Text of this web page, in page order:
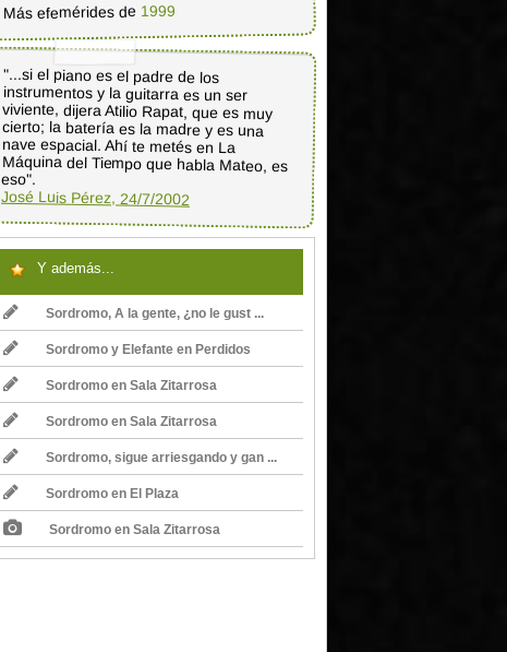
Más efemérides de 1999
"...si el piano es el padre de los
instrumentos y la guitarra es un ser
viviente, dijera Atilio Rapat, que es muy
cierto; la batería es la madre y es una
nave espacial. Ahí te metés en La
Máquina del Tiempo que habla Mateo, es
eso".
José Luis Pérez, 24/7/2002
Y además...
Sordromo, A la gente, ¿no le gust ...
Sordromo y Elefante en Perdidos
Sordromo en Sala Zitarrosa
Sordromo en Sala Zitarrosa
Sordromo, sigue arriesgando y gan ...
Sordromo en El Plaza
Sordromo en Sala Zitarrosa